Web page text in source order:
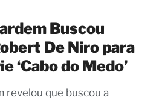
Buscou
De Niro para
‘Cabo do Medo’
revelou que buscou a